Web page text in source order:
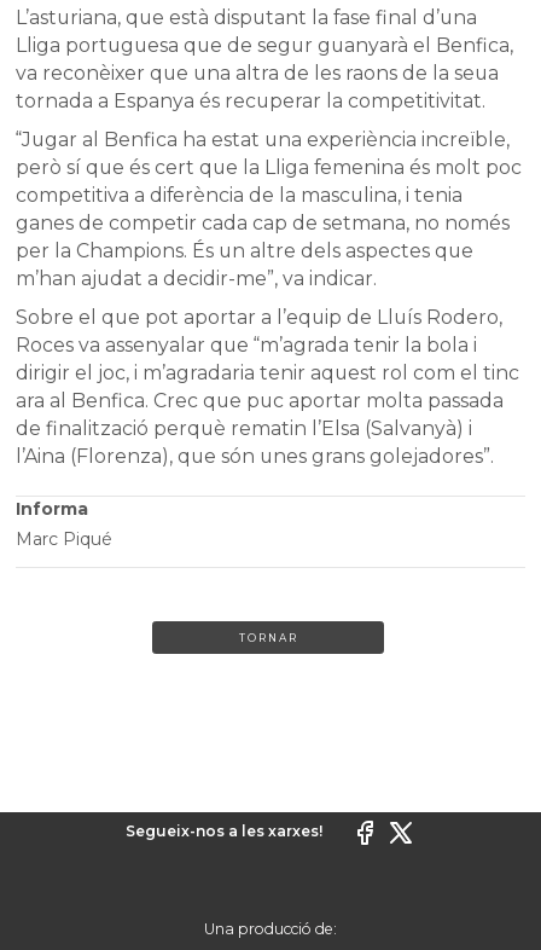
L’asturiana, que està disputant la fase final d’una
Lliga portuguesa que de segur guanyarà el Benfica,
va reconèixer que una altra de les raons de la seua
tornada a Espanya és recuperar la competitivitat.
“Jugar al Benfica ha estat una experiència increïble,
però sí que és cert que la Lliga femenina és molt poc
competitiva a diferència de la masculina, i tenia
ganes de competir cada cap de setmana, no només
per la Champions. És un altre dels aspectes que
m’han ajudat a decidir-me”, va indicar.
Sobre el que pot aportar a l’equip de Lluís Rodero,
Roces va assenyalar que “m’agrada tenir la bola i
dirigir el joc, i m’agradaria tenir aquest rol com el tinc
ara al Benfica. Crec que puc aportar molta passada
de finalització perquè rematin l’Elsa (Salvanyà) i
l’Aina (Florenza), que són unes grans golejadores”.
Informa
Marc Piqué
TORNAR
Segueix-nos a les xarxes!
Una producció de: